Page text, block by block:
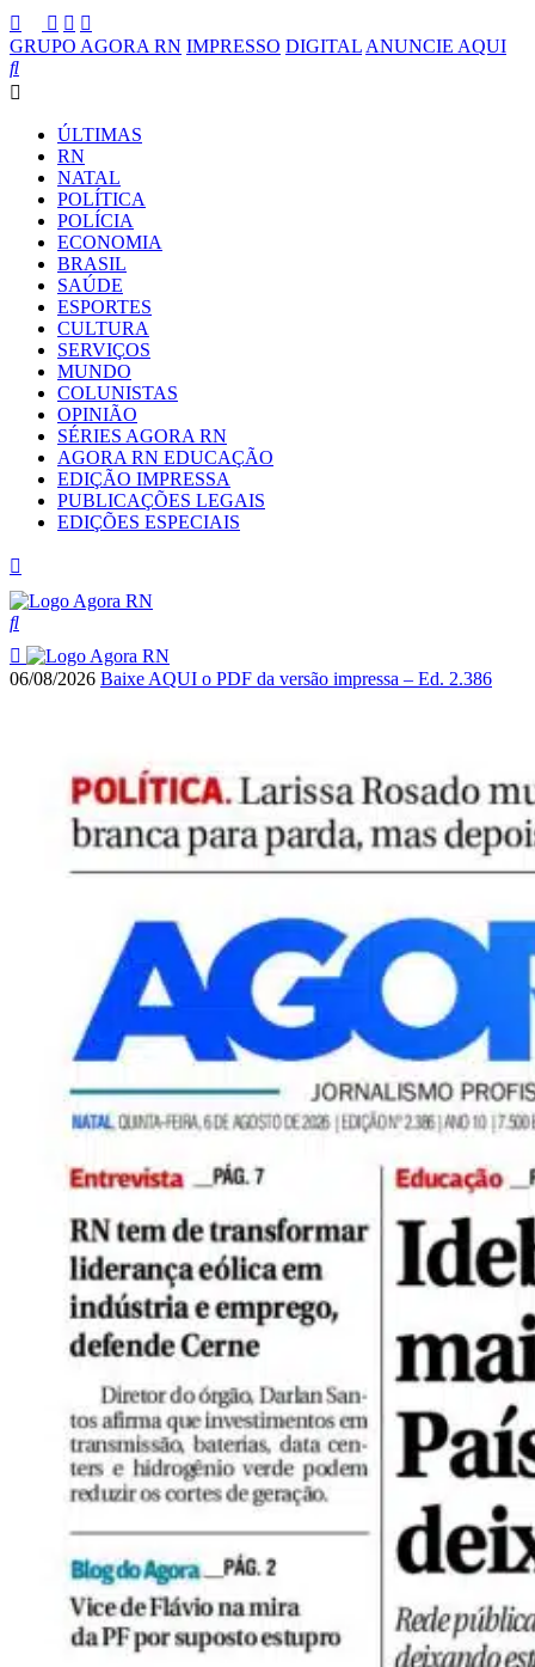
GRUPO AGORA RN IMPRESSO DIGITAL ANUNCIE AQUI
ÚLTIMAS
RN
NATAL
POLÍTICA
POLÍCIA
ECONOMIA
BRASIL
SAÚDE
ESPORTES
CULTURA
SERVIÇOS
MUNDO
COLUNISTAS
OPINIÃO
SÉRIES AGORA RN
AGORA RN EDUCAÇÃO
EDIÇÃO IMPRESSA
PUBLICAÇÕES LEGAIS
EDIÇÕES ESPECIAIS
06/08/2026 Baixe AQUI o PDF da versão impressa – Ed. 2.386